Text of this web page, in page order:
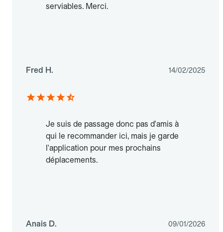
serviables. Merci.
Fred H. 14/02/2025
Je suis de passage donc pas d'amis à
qui le recommander ici, mais je garde
l'application pour mes prochains
déplacements.
Anais D. 09/01/2026